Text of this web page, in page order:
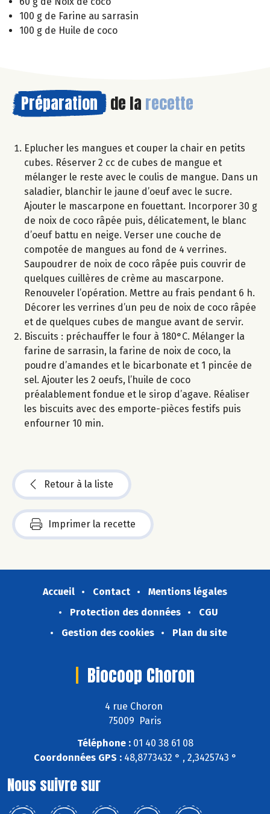
100 g de Farine au sarrasin
100 g de Huile de coco
Préparation de la recette
Eplucher les mangues et couper la chair en petits
cubes. Réserver 2 cc de cubes de mangue et
mélanger le reste avec le coulis de mangue. Dans un
saladier, blanchir le jaune d’oeuf avec le sucre.
Ajouter le mascarpone en fouettant. Incorporer 30 g
de noix de coco râpée puis, délicatement, le blanc
d’oeuf battu en neige. Verser une couche de
compotée de mangues au fond de 4 verrines.
Saupoudrer de noix de coco râpée puis couvrir de
quelques cuillères de crème au mascarpone.
Renouveler l’opération. Mettre au frais pendant 6 h.
Décorer les verrines d’un peu de noix de coco râpée
et de quelques cubes de mangue avant de servir.
Biscuits : préchauffer le four à 180°C. Mélanger la
farine de sarrasin, la farine de noix de coco, la
poudre d’amandes et le bicarbonate et 1 pincée de
sel. Ajouter les 2 oeufs, l’huile de coco
préalablement fondue et le sirop d’agave. Réaliser
les biscuits avec des emporte-pièces festifs puis
enfourner 10 min.
Retour à la liste
Imprimer la recette
Accueil Contact
Mentions légales
Protection des données
CGU
Gestion des cookies
Plan du site
Biocoop Choron
4 rue Choron
75009 Paris
Téléphone :01 40 38 61 08
Coordonnées GPS :48,8773432 ° , 2,3425743 °
Nous suivre sur